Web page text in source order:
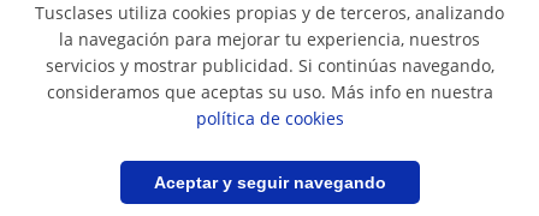
Guardar búsqueda
305883 opiniones de alumnos
© 2007 - 2026 Tusclases.com.ve
Mapa web:Profesores particulares
Tusclases utiliza cookies propias y de terceros, analizando
la navegación para mejorar tu experiencia, nuestros
servicios y mostrar publicidad. Si continúas navegando,
consideramos que aceptas su uso. Más info en nuestra
política de cookies
Aceptar y seguir navegando